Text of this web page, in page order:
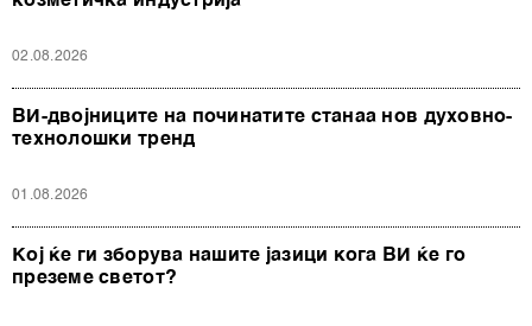
02.08.2026
ВИ-двојниците на починатите станаа нов духовно-
технолошки тренд
01.08.2026
Кој ќе ги зборува нашите јазици кога ВИ ќе го
преземе светот?